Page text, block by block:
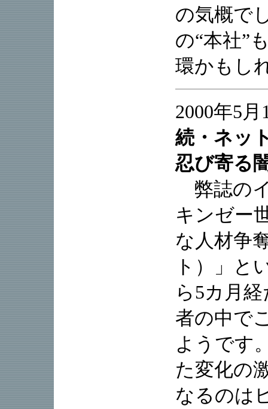
の気概で
の“本社”
環かもし
2000年5月
続・ネッ
忍び寄る
弊誌の
キンゼー
な人材争
ト）」と
ら5カ月
者の中で
ようです
た変化の
なるのは